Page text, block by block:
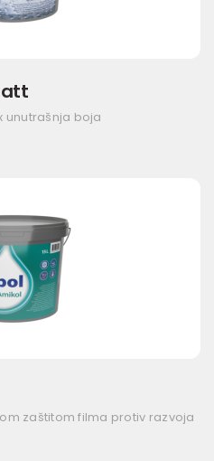
unutrašnja boja
zaštitom filma protiv razvoja